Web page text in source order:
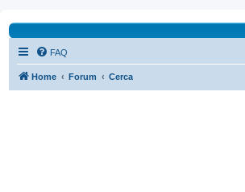
FAQ
Home Forum Cerca